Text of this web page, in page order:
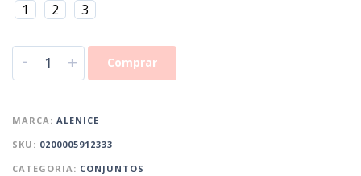
1 2 3
- + Comprar
MARCA: ALENICE
SKU: 0200005912333
CATEGORIA: CONJUNTOS